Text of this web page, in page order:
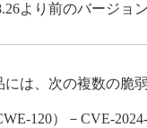
より前のバージョン
は、次の複数の脆
120）－CVE-